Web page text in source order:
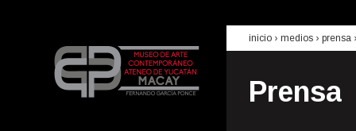
inicio › medios › prensa
Prensa